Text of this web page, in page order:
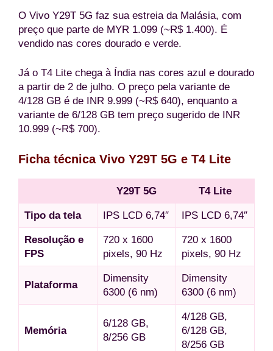
O Vivo Y29T 5G faz sua estreia da Malásia, com
preço que parte de MYR 1.099 (~R$ 1.400). É
vendido nas cores dourado e verde.
Já o T4 Lite chega à Índia nas cores azul e dourado
a partir de 2 de julho. O preço pela variante de
4/128 GB é de INR 9.999 (~R$ 640), enquanto a
variante de 6/128 GB tem preço sugerido de INR
10.999 (~R$ 700).
Ficha técnica Vivo Y29T 5G e T4 Lite
Y29T 5G T4 Lite
Tipo da tela IPS LCD 6,74″ IPS LCD 6,74″
Resolução e
FPS
720 x 1600
pixels, 90 Hz
720 x 1600
pixels, 90 Hz
Plataforma
Dimensity
6300 (6 nm)
Dimensity
6300 (6 nm)
Memória
6/128 GB,
8/256 GB
4/128 GB,
6/128 GB,
8/256 GB